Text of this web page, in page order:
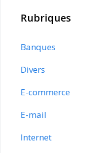
Rubriques
Banques
Divers
E-commerce
E-mail
Internet